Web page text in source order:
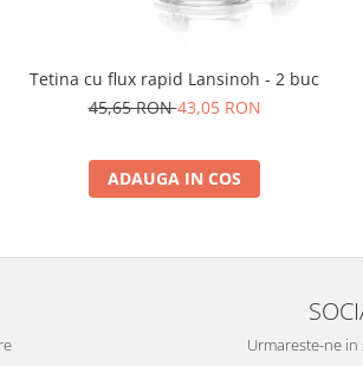
Tetina cu flux rapid Lansinoh - 2 buc
45,65 RON43,05 RON
ADAUGA IN COS
Urmareste-ne in